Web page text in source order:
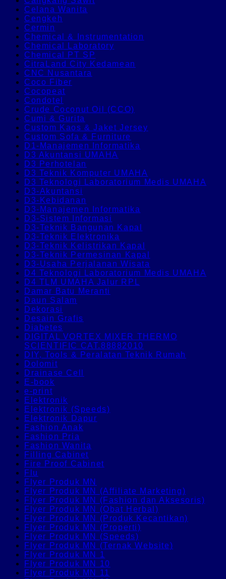
Celana Wanita
Cengkeh
Cermin
Chemical & Instrumentation
Chemical Laboratory
Chemical PT SP
CitraLand City Kedamean
CNC Nusantara
Coco Fiber
Cocopeat
Condotel
Crude Coconut Oil (CCO)
Cumi & Gurita
Custom Kaos & Jaket Jersey
Custom Sofa & Furniture
D1-Manajemen Informatika
D3 Akuntansi UMAHA
D3 Perhotelan
D3 Teknik Komputer UMAHA
D3 Teknologi Laboratorium Medis UMAHA
D3-Akuntansi
D3-Kebidanan
D3-Manajemen Informatika
D3-Sistem Informasi
D3-Teknik Bangunan Kapal
D3-Teknik Elektronika
D3-Teknik Kelistrikan Kapal
D3-Teknik Permesinan Kapal
D3-Usaha Perjalanan Wisata
D4 Teknologi Laboratorium Medis UMAHA
D4 TLM UMAHA Jalur RPL
Damar Batu Meranti
Daun Salam
Dekorasi
Desain Grafis
Diabetes
DIGITAL VORTEX MIXER THERMO
SCIENTIFIC CAT.88882010
DIY, Tools & Peralatan Teknik Rumah
Dolomit
Drainase Cell
E-book
e-print
Elektronik
Elektronik (Speeds)
Elektronik Dapur
Fashion Anak
Fashion Pria
Fashion Wanita
Filling Cabinet
Fire Proof Cabinet
Flu
Flyer Produk MN
Flyer Produk MN (Affiliate Marketing)
Flyer Produk MN (Fashion dan Aksesoris)
Flyer Produk MN (Obat Herbal)
Flyer Produk MN (Produk Kecantikan)
Flyer Produk MN (Properti)
Flyer Produk MN (Speeds)
Flyer Produk MN (Ternak Website)
Flyer Produk MN 1
Flyer Produk MN 10
Flyer Produk MN 11